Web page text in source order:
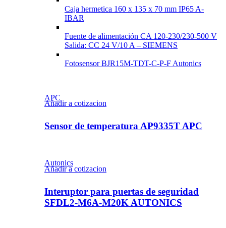
Caja hermetica 160 x 135 x 70 mm IP65 A-
IBAR
Fuente de alimentación CA 120-230/230-500 V
Salida: CC 24 V/10 A – SIEMENS
Fotosensor BJR15M-TDT-C-P-F Autonics
APC
Añadir a cotizacion
Sensor de temperatura AP9335T APC
Autonics
Añadir a cotizacion
Interuptor para puertas de seguridad
SFDL2-M6A-M20K AUTONICS